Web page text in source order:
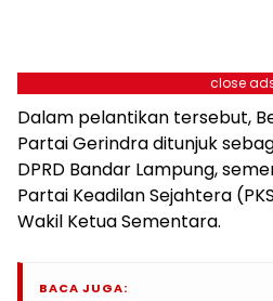
close
Dalam pelantikan tersebut,
Partai Gerindra ditunjuk
DPRD Bandar Lampung,
Partai Keadilan Sejahtera
Wakil Ketua Sementara.
BACA JUGA: